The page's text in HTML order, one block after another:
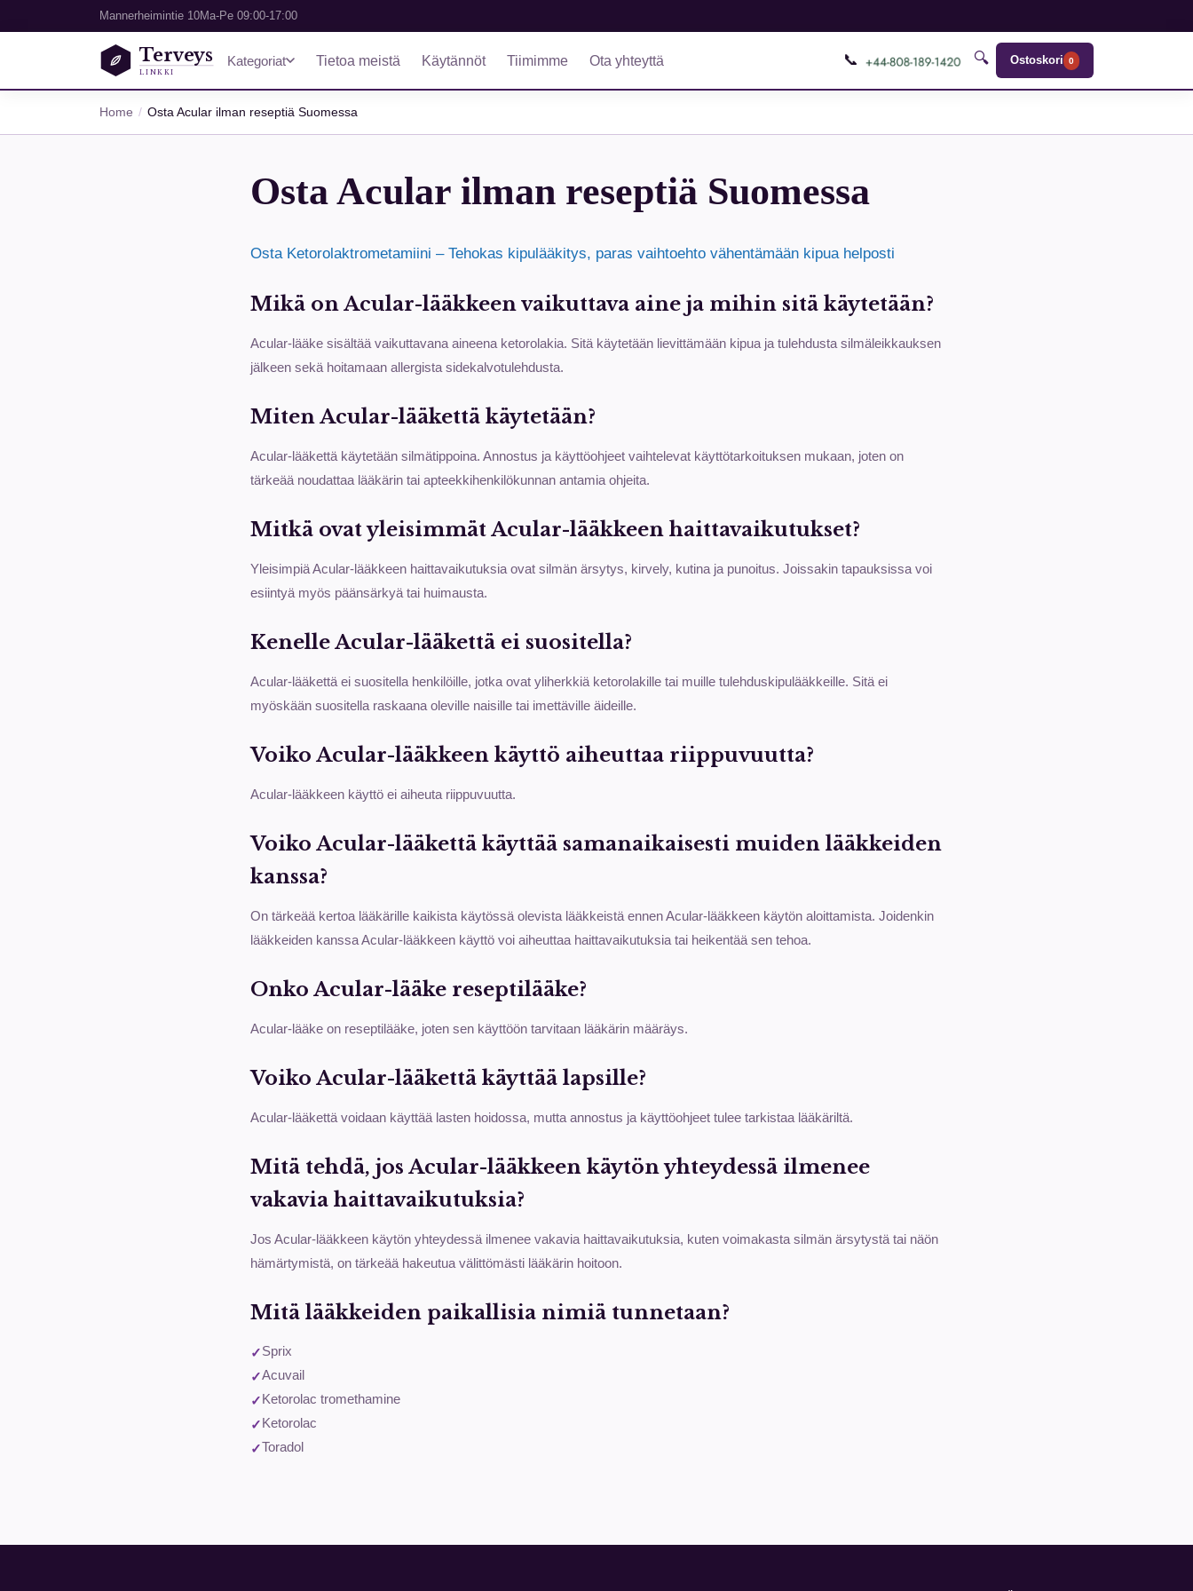
Mannerheimintie 10Ma-Pe 09:00-17:00
Terveys
LINKKI
Kategoriat Tietoa meistä Käytännöt Tiimimme Ota yhteyttä 📞 🔍 Ostoskori 0
Home Osta Acular ilman reseptiä Suomessa
Osta Acular ilman reseptiä Suomessa
Osta Ketorolaktrometamiini – Tehokas kipulääkitys, paras vaihtoehto vähentämään kipua helposti
Mikä on Acular-lääkkeen vaikuttava aine ja mihin sitä käytetään?
Acular-lääke sisältää vaikuttavana aineena ketorolakia. Sitä käytetään lievittämään kipua ja tulehdusta silmäleikkauksen
jälkeen sekä hoitamaan allergista sidekalvotulehdusta.
Miten Acular-lääkettä käytetään?
Acular-lääkettä käytetään silmätippoina. Annostus ja käyttöohjeet vaihtelevat käyttötarkoituksen mukaan, joten on
tärkeää noudattaa lääkärin tai apteekkihenkilökunnan antamia ohjeita.
Mitkä ovat yleisimmät Acular-lääkkeen haittavaikutukset?
Yleisimpiä Acular-lääkkeen haittavaikutuksia ovat silmän ärsytys, kirvely, kutina ja punoitus. Joissakin tapauksissa voi
esiintyä myös päänsärkyä tai huimausta.
Kenelle Acular-lääkettä ei suositella?
Acular-lääkettä ei suositella henkilöille, jotka ovat yliherkkiä ketorolakille tai muille tulehduskipulääkkeille. Sitä ei
myöskään suositella raskaana oleville naisille tai imettäville äideille.
Voiko Acular-lääkkeen käyttö aiheuttaa riippuvuutta?
Acular-lääkkeen käyttö ei aiheuta riippuvuutta.
Voiko Acular-lääkettä käyttää samanaikaisesti muiden lääkkeiden
kanssa?
On tärkeää kertoa lääkärille kaikista käytössä olevista lääkkeistä ennen Acular-lääkkeen käytön aloittamista. Joidenkin
lääkkeiden kanssa Acular-lääkkeen käyttö voi aiheuttaa haittavaikutuksia tai heikentää sen tehoa.
Onko Acular-lääke reseptilääke?
Acular-lääke on reseptilääke, joten sen käyttöön tarvitaan lääkärin määräys.
Voiko Acular-lääkettä käyttää lapsille?
Acular-lääkettä voidaan käyttää lasten hoidossa, mutta annostus ja käyttöohjeet tulee tarkistaa lääkäriltä.
Mitä tehdä, jos Acular-lääkkeen käytön yhteydessä ilmenee
vakavia haittavaikutuksia?
Jos Acular-lääkkeen käytön yhteydessä ilmenee vakavia haittavaikutuksia, kuten voimakasta silmän ärsytystä tai näön
hämärtymistä, on tärkeää hakeutua välittömästi lääkärin hoitoon.
Mitä lääkkeiden paikallisia nimiä tunnetaan?
Sprix
Acuvail
Ketorolac tromethamine
Ketorolac
Toradol